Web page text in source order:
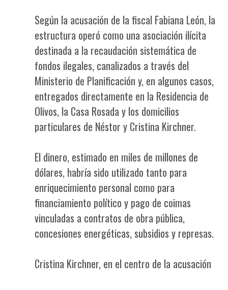
Según la acusación de la fiscal Fabiana León, la
estructura operó como una asociación ilícita
destinada a la recaudación sistemática de
fondos ilegales, canalizados a través del
Ministerio de Planificación y, en algunos casos,
entregados directamente en la Residencia de
Olivos, la Casa Rosada y los domicilios
particulares de Néstor y Cristina Kirchner.
El dinero, estimado en miles de millones de
dólares, habría sido utilizado tanto para
enriquecimiento personal como para
financiamiento político y pago de coimas
vinculadas a contratos de obra pública,
concesiones energéticas, subsidios y represas.
Cristina Kirchner, en el centro de la acusación